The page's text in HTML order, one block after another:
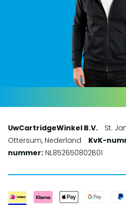
UwCartridgeWinkel B.V.
St.
Ottersum, Nederland
KvK-
nummer: NL852650802B01